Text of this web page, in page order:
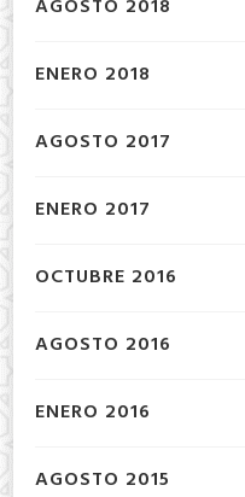
AGOSTO 2018
ENERO 2018
AGOSTO 2017
ENERO 2017
OCTUBRE 2016
AGOSTO 2016
ENERO 2016
AGOSTO 2015